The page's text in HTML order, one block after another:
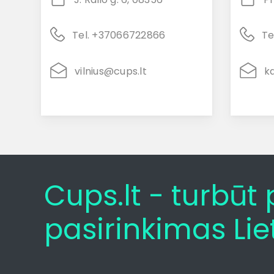
Tel. +37066722866
vilnius@cups.lt
Cups.lt - turbūt
pasirinkimas